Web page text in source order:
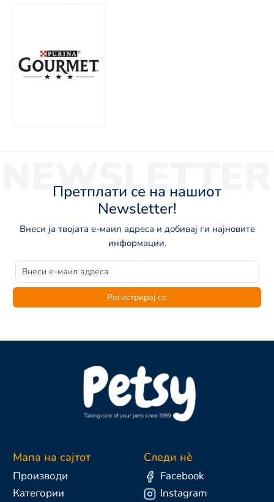
NEWSLETTER
Претплати се на нашиот
Newsletter!
Внеси ја твојата е-маил адреса и добивај ги најновите
информации.
Регистрирај се
Мапа на сајтот
Производи
Категории
Следи нè
Facebook
Instagram